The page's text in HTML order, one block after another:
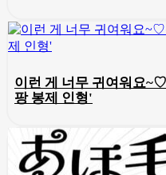
이런 게 너무 귀여워요
팡 봉제 인형'